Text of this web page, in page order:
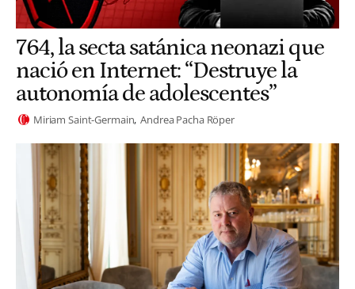
764, la secta satánica neonazi que
nació en Internet: “Destruye la
autonomía de adolescentes”
Miriam Saint-Germain Andrea Pacha Röper